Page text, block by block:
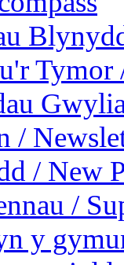
Tymor
/
/ New
/
y